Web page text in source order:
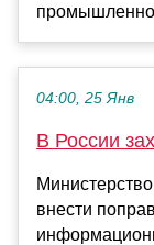
04:00, 25 Янв
В России
внести